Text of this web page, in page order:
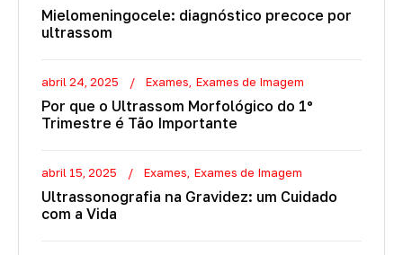
Mielomeningocele: diagnóstico precoce por
ultrassom
abril 24, 2025 Exames Exames de Imagem
Por que o Ultrassom Morfológico do 1º
Trimestre é Tão Importante
abril 15, 2025 Exames Exames de Imagem
Ultrassonografia na Gravidez: um Cuidado
com a Vida